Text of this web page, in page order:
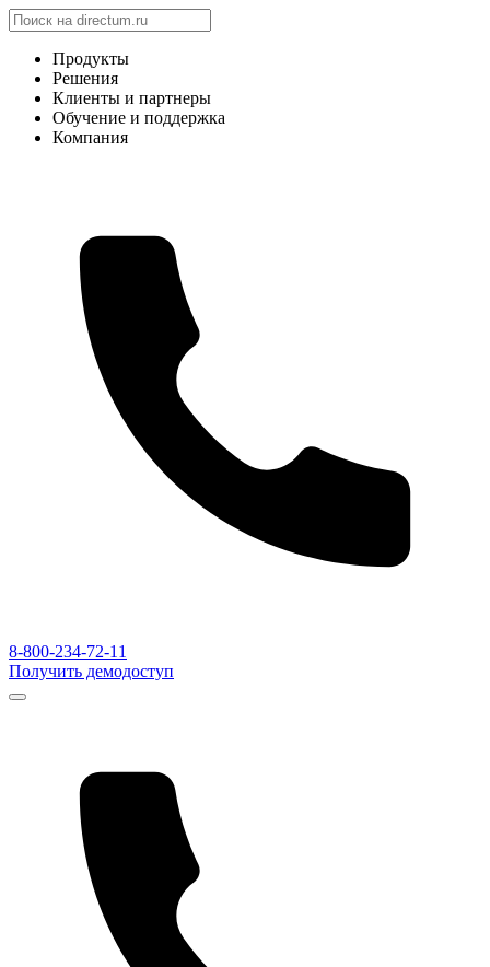
Продукты
Решения
Клиенты и партнеры
Обучение и поддержка
Компания
8-800-234-72-11
Получить демодоступ